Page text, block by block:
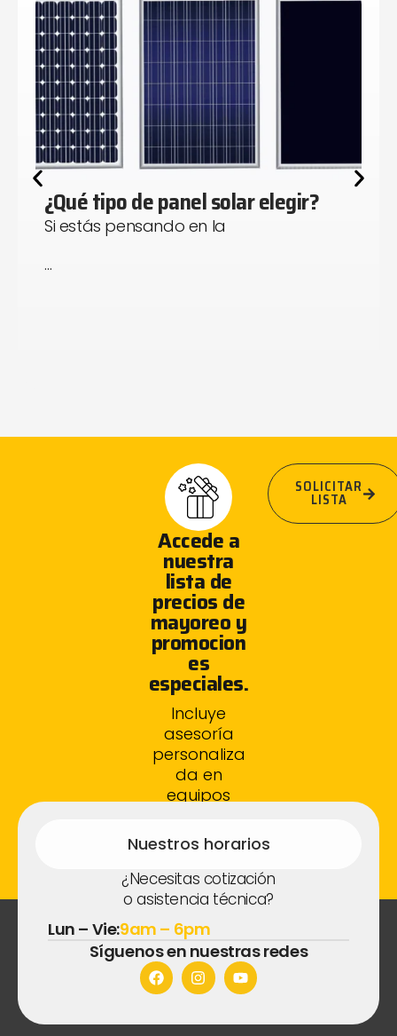
¿Qué tipo de panel solar elegir?
Si estás pensando en la
…
Accede a
nuestra
lista de
precios de
mayoreo y
promocion
es
especiales.
Incluye
asesoría
personaliza
da en
equipos
s.
SOLICITAR
LISTA
Nuestros horarios
¿Necesitas cotización
o asistencia técnica?
Lun – Vie:9am – 6pm
Síguenos en nuestras redes